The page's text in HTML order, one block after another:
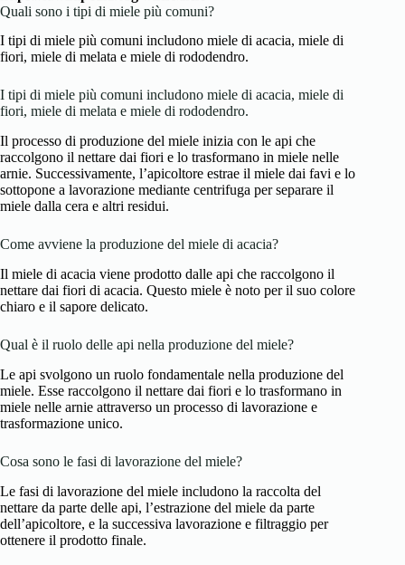
Quali sono i tipi di miele più comuni?
I tipi di miele più comuni includono miele di acacia, miele di
fiori, miele di melata e miele di rododendro.
I tipi di miele più comuni includono miele di acacia, miele di
fiori, miele di melata e miele di rododendro.
Il processo di produzione del miele inizia con le api che
raccolgono il nettare dai fiori e lo trasformano in miele nelle
arnie. Successivamente, l’apicoltore estrae il miele dai favi e lo
sottopone a lavorazione mediante centrifuga per separare il
miele dalla cera e altri residui.
Come avviene la produzione del miele di acacia?
Il miele di acacia viene prodotto dalle api che raccolgono il
nettare dai fiori di acacia. Questo miele è noto per il suo colore
chiaro e il sapore delicato.
Qual è il ruolo delle api nella produzione del miele?
Le api svolgono un ruolo fondamentale nella produzione del
miele. Esse raccolgono il nettare dai fiori e lo trasformano in
miele nelle arnie attraverso un processo di lavorazione e
trasformazione unico.
Cosa sono le fasi di lavorazione del miele?
Le fasi di lavorazione del miele includono la raccolta del
nettare da parte delle api, l’estrazione del miele da parte
dell’apicoltore, e la successiva lavorazione e filtraggio per
ottenere il prodotto finale.